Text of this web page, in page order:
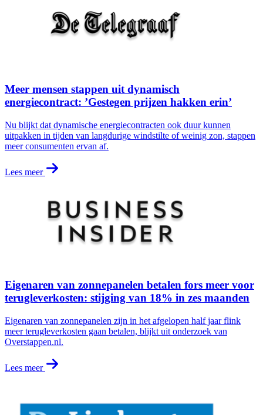
Meer mensen stappen uit dynamisch
energiecontract: ’Gestegen prijzen hakken erin’
Nu blijkt dat dynamische energiecontracten ook duur kunnen
uitpakken in tijden van langdurige windstilte of weinig zon, stappen
meer consumenten ervan af.
Lees meer
Eigenaren van zonnepanelen betalen fors meer voor
terugleverkosten: stijging van 18% in zes maanden
Eigenaren van zonnepanelen zijn in het afgelopen half jaar flink
meer terugleverkosten gaan betalen, blijkt uit onderzoek van
Overstappen.nl.
Lees meer